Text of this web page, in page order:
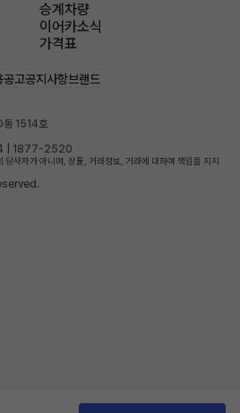
승계차량
이어카소식
가격표
공고공지사항브랜드
동 1514호
| 1877-2520
당사자가 아니며, 상품, 거래정보, 거래에 대하여 책임을 지지